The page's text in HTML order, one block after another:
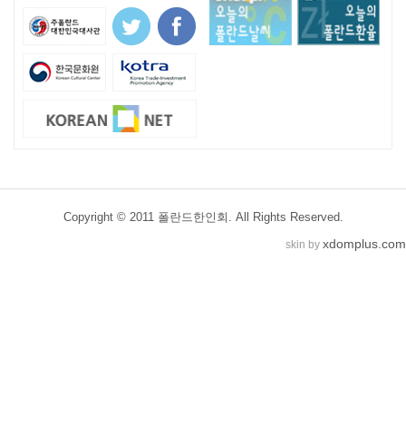
Copyright © 2011 폴란드한인회. All Rights Reserved.
skin by xdomplus.com